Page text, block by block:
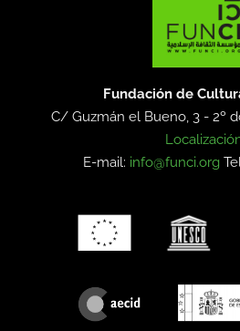
Fundación de
C/ Guzmán el Bueno, 3 - 2º
E-mail: info@funci.org